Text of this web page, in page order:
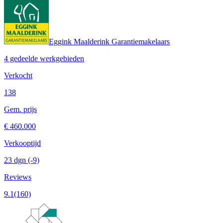
Eggink Maalderink Garantiemakelaars
4 gedeelde werkgebieden
Verkocht
138
Gem. prijs
€ 460.000
Verkooptijd
23 dgn (-9)
Reviews
9.1(160)